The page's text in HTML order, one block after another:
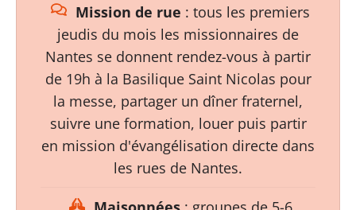
Mission de rue : tous les premiers
jeudis du mois les missionnaires de
Nantes se donnent rendez-vous à partir
de 19h à la Basilique Saint Nicolas pour
la messe, partager un dîner fraternel,
suivre une formation, louer puis partir
en mission d'évangélisation directe dans
les rues de Nantes.